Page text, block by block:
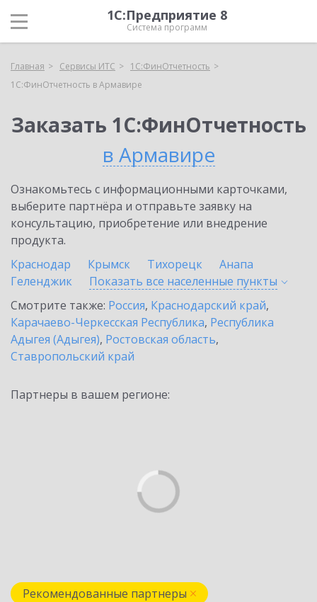
1С:Предприятие 8
Система программ
Главная Сервисы ИТС
1С:ФинОтчетность
1С:ФинОтчетность в Армавире
Заказать 1С:ФинОтчетность
в Армавире
Ознакомьтесь с информационными карточками,
выберите партнёра и отправьте заявку на
консультацию, приобретение или внедрение
продукта.
Краснодар
Крымск Тихорецк
Анапа
Геленджик
Показать все населенные пункты
Смотрите также: Россия, Краснодарский край,
Карачаево-Черкесская Республика, Республика
Адыгея (Адыгея), Ростовская область,
Ставропольский край
Партнеры в вашем регионе:
Рекомендованные партнеры